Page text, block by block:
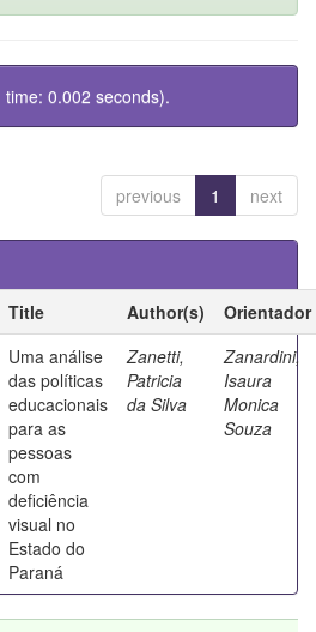
0.002 seconds).
previous 1 next
Title Author(s)
Orientador
Uma análise
das políticas
educacionais
para as
pessoas
com
deficiência
visual no
Estado do
Paraná
Zanetti,
Patricia
da Silva
Zanardini,
Isaura
Monica
Souza